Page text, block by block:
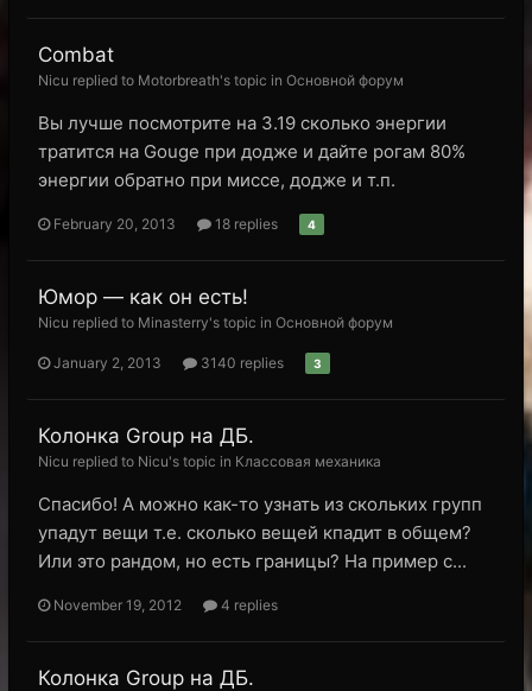
Combat
Nicu replied to Motorbreath's topic in Основной форум
Вы лучше посмотрите на 3.19 сколько энергии
тратится на Gouge при додже и дайте рогам 80%
энергии обратно при миссе, додже и т.п.
February 20, 2013 18 replies 4
Юмор — как он есть!
Nicu replied to Minasterry's topic in Основной форум
January 2, 2013 3140 replies 3
Колонка Group на ДБ.
Nicu replied to Nicu's topic in Классовая механика
Спасибо! А можно как-то узнать из скольких групп
упадут вещи т.е. сколько вещей кпадит в общем?
Или это рандом, но есть границы? На пример с...
November 19, 2012 4 replies
Колонка Group на ДБ.